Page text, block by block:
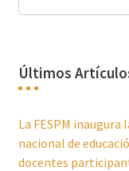
Últimos
La FESPM inaugura
nacional de
docentes